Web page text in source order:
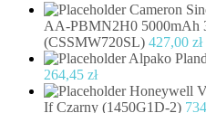
Cameron
AA-PBMN2H0 5000mAh
(CSSMW720SL) 427,00 zł
Alpako
264,45 zł
Honeywell
If Czarny (1450G1D-2)